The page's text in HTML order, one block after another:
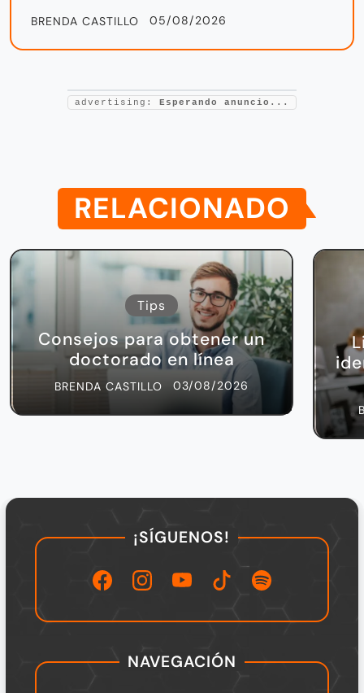
BRENDA CASTILLO 05/08/2026
advertising: Esperando anuncio...
RELACIONADO
Tips
Consejos para obtener un
doctorado en línea
BRENDA CASTILLO 03/08/2026
¡SÍGUENOS!
NAVEGACIÓN